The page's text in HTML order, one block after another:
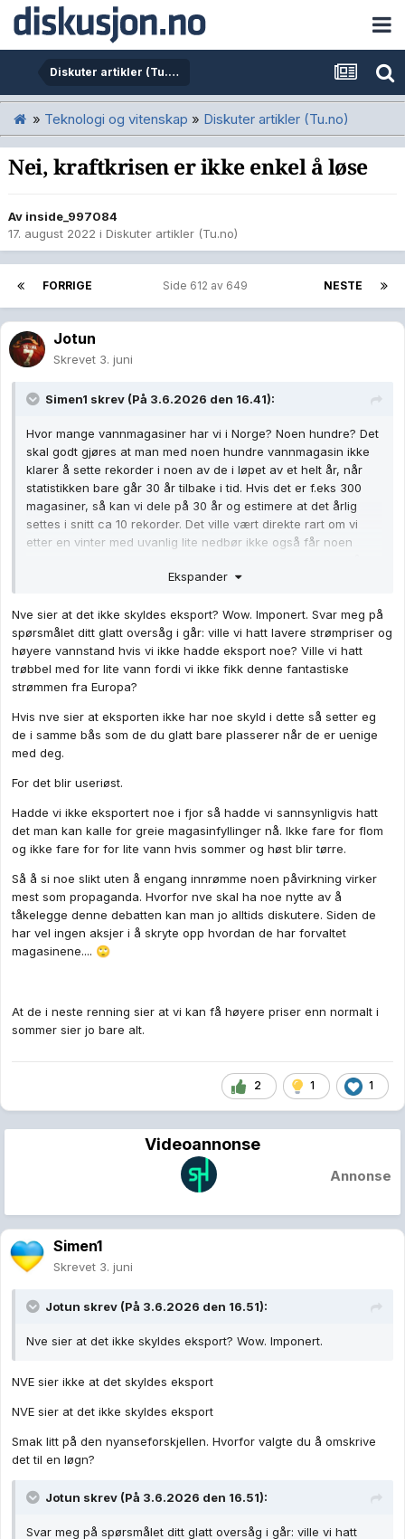
Diskuter artikler (Tu.no)
» Teknologi og vitenskap » Diskuter artikler (Tu.no)
Nei, kraftkrisen er ikke enkel å løse
Av inside_997084
17. august 2022 i Diskuter artikler (Tu.no)
FORRIGE NESTE
Side 612 av 649
Jotun
Skrevet 3. juni
Simen1 skrev (På 3.6.2026 den 16.41):
Hvor mange vannmagasiner har vi i Norge? Noen hundre? Det
skal godt gjøres at man med noen hundre vannmagasin ikke
klarer å sette rekorder i noen av de i løpet av et helt år, når
statistikken bare går 30 år tilbake i tid. Hvis det er f.eks 300
magasiner, så kan vi dele på 30 år og estimere at det årlig
settes i snitt ca 10 rekorder. Det ville vært direkte rart om vi
etter en vinter med uvanlig lite nedbør ikke også får noen
hvor mange? (Jeg tipper 30).
Det stemmer at magasinene fylles av snøsmelting nå, som i
alle andre år på denne tiden. Men å slå inn åpne dører har lav
nyhetsverdi. De burde heller fortalt om hydrologisk balanse og
hvordan vi ligger an med summen av vann og snø i terrenget
og i magasinene.
NVE setter halen på grisen. De forteller alarmistene her hva
som er årsaken til lav fyllingsgrad. Spoileralert: Det er ikke den
fraværende nettoeksportens skyld. Antagelig tilhører en god
del av nettoeksporten grenseovergangene fra Nord-Norge til
Sverige og Finland. Hittil i år har vi eksportert netto 2580 GWh.
NVE understreker at de ikke er bekymret for energiknapphet til
vinteren. Det er jo greit å vite for de som har bekymret seg om
NVE sier at kan få høyere kraftpriser enn normalt i sommer.
Det er jo greit å vite for de som sier at høye priser alltid
kommer når vi bruker mest strøm her i kalde og mørke Norge.
Bare for å kaste meg inn før propagandamaskineriet til
Ekspander
Nve sier at det ikke skyldes eksport? Wow. Imponert. Svar meg på
spørsmålet ditt glatt oversåg i går: ville vi hatt lavere strømpriser og
høyere vannstand hvis vi ikke hadde eksport noe? Ville vi hatt
trøbbel med for lite vann fordi vi ikke fikk denne fantastiske
strømmen fra Europa?
Hvis nve sier at eksporten ikke har noe skyld i dette så setter eg
de i samme bås som de du glatt bare plasserer når de er uenige
med deg.
For det blir useriøst.
Hadde vi ikke eksportert noe i fjor så hadde vi sannsynligvis hatt
det man kan kalle for greie magasinfyllinger nå. Ikke fare for flom
og ikke fare for for lite vann hvis sommer og høst blir tørre.
Så å si noe slikt uten å engang innrømme noen påvirkning virker
mest som propaganda. Hvorfor nve skal ha noe nytte av å
tåkelegge denne debatten kan man jo alltids diskutere. Siden de
har vel ingen aksjer i å skryte opp hvordan de har forvaltet
magasinene.... 🙄
At de i neste renning sier at vi kan få høyere priser enn normalt i
sommer sier jo bare alt.
2 1 1
Videoannonse
Annonse
Simen1
Skrevet 3. juni
Jotun skrev (På 3.6.2026 den 16.51):
Nve sier at det ikke skyldes eksport? Wow. Imponert.
NVE sier ikke at det skyldes eksport
NVE sier at det ikke skyldes eksport
Smak litt på den nyanseforskjellen. Hvorfor valgte du å omskrive
det til en løgn?
Jotun skrev (På 3.6.2026 den 16.51):
Svar meg på spørsmålet ditt glatt oversåg i går: ville vi hatt